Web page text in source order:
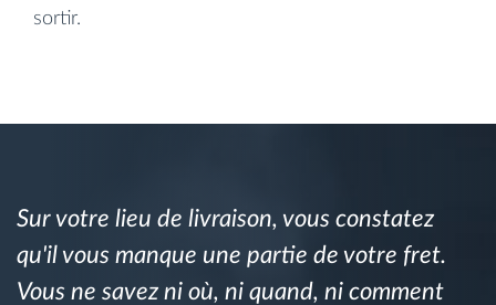
Gestion de carburant
Planification et suivi d'itinéraire
sortir.
Sur votre lieu de livraison, vous constatez
qu'il vous manque une partie de votre fret.
Vous ne savez ni où, ni quand, ni comment